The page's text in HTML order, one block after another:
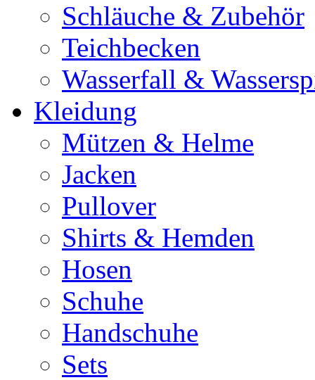
Schläuche & Zubehör
Teichbecken
Wasserfall &
Kleidung
Mützen & Helme
Jacken
Pullover
Shirts & Hemden
Hosen
Schuhe
Handschuhe
Sets